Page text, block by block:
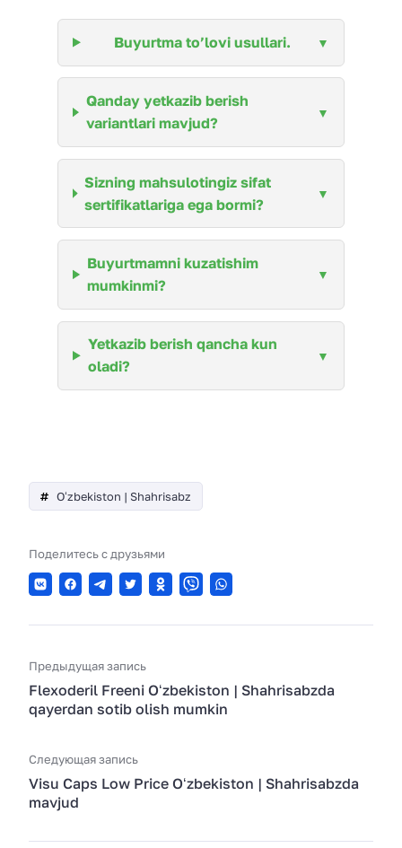
Buyurtma to’lovi usullari.
Qanday yetkazib berish
variantlari mavjud?
Sizning mahsulotingiz sifat
sertifikatlariga ega bormi?
Buyurtmamni kuzatishim
mumkinmi?
Yetkazib berish qancha kun
oladi?
Oʻzbekiston | Shahrisabz
Поделитесь с друзьями
Предыдущая запись
Flexoderil Freeni Oʻzbekiston | Shahrisabzda
qayerdan sotib olish mumkin
Следующая запись
Visu Caps Low Price Oʻzbekiston | Shahrisabzda
mavjud